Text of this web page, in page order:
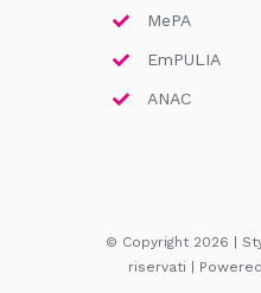
MePA
EmPULIA
ANAC
© Copyright 2026 |
riservati |